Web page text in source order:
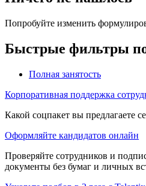
Попробуйте изменить
Быстрые фильтры
Полная занятость
Корпоративная поддержка
Какой соцпакет вы предлагаете
Оформляйте кандидатов онлайн
Проверяйте сотрудников и
документы без бумаг и личных